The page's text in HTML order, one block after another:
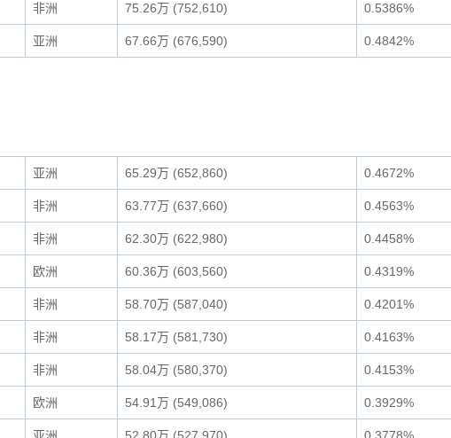
非洲 75.26万 (752,610) 0.5386%
亚洲 67.66万 (676,590) 0.4842%
亚洲 65.29万 (652,860) 0.4672%
非洲 63.77万 (637,660) 0.4563%
非洲 62.30万 (622,980) 0.4458%
欧洲 60.36万 (603,560) 0.4319%
非洲 58.70万 (587,040) 0.4201%
非洲 58.17万 (581,730) 0.4163%
非洲 58.04万 (580,370) 0.4153%
欧洲 54.91万 (549,086) 0.3929%